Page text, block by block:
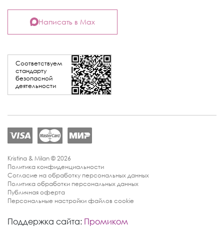
Соответствуем
стандарту
безопасной
деятельности
Написать в Max
Kristina & Milan © 2026
Политика конфиденциальности
Согласие на обработку персональных данных
Политика обработки персональных данных
Публичная оферта
Персональные настройки файлов cookie
Поддержка сайта: Промиком